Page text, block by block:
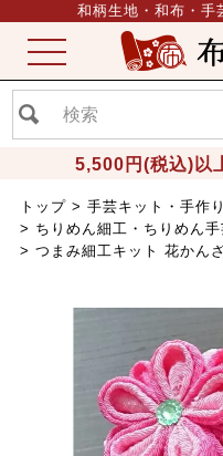
和柄生地・和布・手
5,500円(税込)以
ME
NU
トップ
手芸キット・手作
ちりめん細工・ちりめん手
つまみ細工キット 花かん